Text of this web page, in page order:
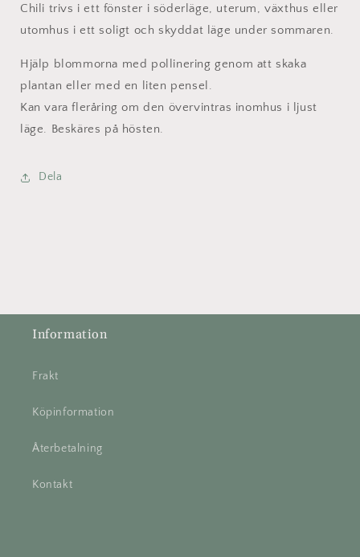
Chili trivs i ett fönster i söderläge, uterum, växthus eller
utomhus i ett soligt och skyddat läge under sommaren.
Hjälp blommorna med pollinering genom att skaka
plantan eller med en liten pensel.
Kan vara fleråring om den övervintras inomhus i ljust
läge. Beskäres på hösten.
Dela
Information
Frakt
Köpinformation
Återbetalning
Kontakt